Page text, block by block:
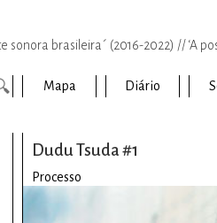
sonora brasileira´ (2016-2022) // ‘A
Mapa Diário
Dudu Tsuda #1
Processo